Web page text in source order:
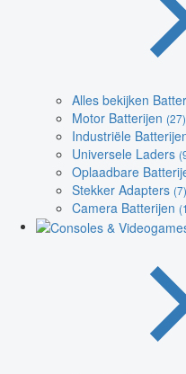
Alles bekijken
Motor Batterijen (27)
Industriële
Universele Laders
Oplaadbare
Stekker Adapters (7)
Camera Batterijen